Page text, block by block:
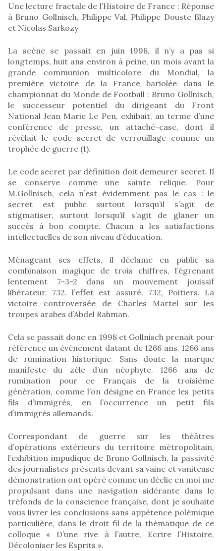
Une lecture fractale de l’Histoire de France : Réponse
à Bruno Gollnisch, Philippe Val, Philippe Douste Blazy
et Nicolas Sarkozy
La scène se passait en juin 1998, il n’y a pas si
longtemps, huit ans environ à peine, un mois avant la
grande communion multicolore du Mondial, la
première victoire de la France bariolée dans le
championnat du Monde de Football : Bruno Gollnisch,
le successeur potentiel du dirigeant du Front
National Jean Marie Le Pen, exhibait, au terme d’une
conférence de presse, un attaché-case, dont il
révélait le code secret de verrouillage comme un
trophée de guerre (1).
Le code secret par définition doit demeurer secret. Il
se conserve comme une sainte relique. Pour
M.Gollnisch, cela n’est évidemment pas le cas : le
secret est public surtout lorsqu’il s’agit de
stigmatiser, surtout lorsqu’il s’agit de glaner un
succès à bon compte. Chacun a les satisfactions
intellectuelles de son niveau d’éducation.
Ménageant ses effets, il déclame en public sa
combinaison magique de trois chiffres, l’égrenant
lentement 7-3-2 dans un mouvement jouissif
libérateur. 732. l’effet est assuré. 732, Poitiers. La
victoire controversée de Charles Martel sur les
troupes arabes d’Abdel Rahman.
Cela se passait donc en 1998 et Gollnisch prenait pour
référence un événement datant de 1266 ans. 1266 ans
de rumination historique. Sans doute la marque
manifeste du zèle d’un néophyte. 1266 ans de
rumination pour ce Français de la troisième
génération, comme l’on désigne en France les petits
fils d’immigrés, en l’occurrence un petit fils
d’immigrés allemands.
Correspondant de guerre sur les théâtres
d’opérations extérieurs du territoire métropolitain,
l’exhibition impudique de Bruno Gollnisch, la passivité
des journalistes présents devant sa vaine et vaniteuse
démonstration ont opéré comme un déclic en moi me
propulsant dans une navigation sidérante dans le
tréfonds de la conscience française, dont je souhaite
vous livrer les conclusions sans appétence polémique
particulière, dans le droit fil de la thématique de ce
colloque « D’une rive à l’autre, Ecrire l’Histoire,
Décoloniser les Esprits ».